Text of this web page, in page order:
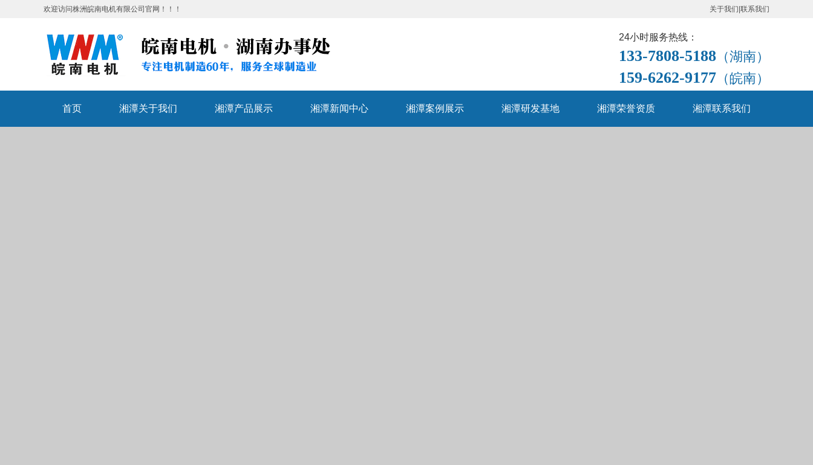
欢迎访问株洲皖南电机有限公司官网！！！ 关于我们 联系我们
24小时服务热线：
133-7808-5188 （湖南）
159-6262-9177 （皖南）
首页 湘潭关于我们 湘潭产品展示 湘潭新闻中心 湘潭案例展示 湘潭研发基地 湘潭荣誉资质 湘潭联系我们